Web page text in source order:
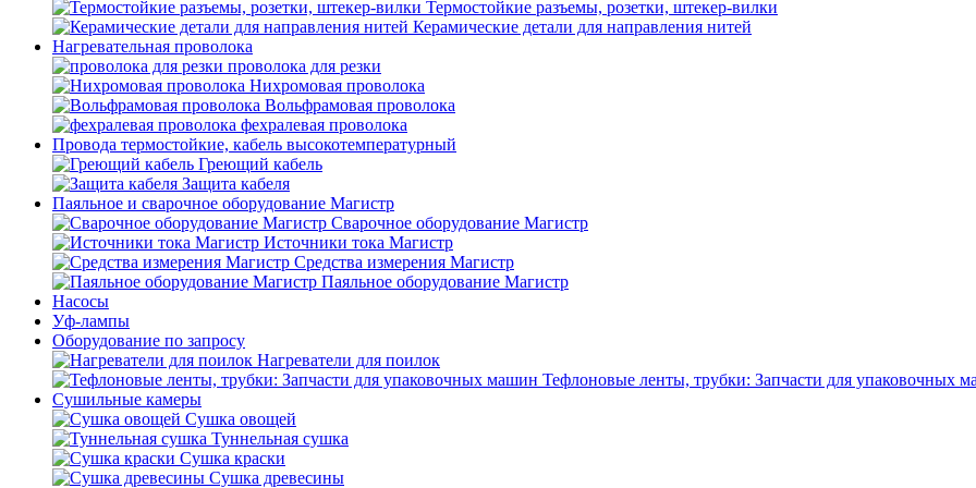
Термостойкие разъемы, розетки, штекер-вилки
Керамические детали для направления нитей
Нагревательная проволока
проволока для резки
Нихромовая проволока
Вольфрамовая проволока
фехралевая проволока
Провода термостойкие, кабель высокотемпературный
Греющий кабель
Защита кабеля
Паяльное и сварочное оборудование Магистр
Сварочное оборудование Магистр
Источники тока Магистр
Средства измерения Магистр
Паяльное оборудование Магистр
Насосы
Уф-лампы
Оборудование по запросу
Нагреватели для поилок
Тефлоновые ленты, трубки: Запчасти для упаковочных
Сушильные камеры
Сушка овощей
Туннельная сушка
Сушка краски
Сушка древесины